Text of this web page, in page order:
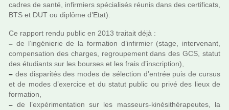
cadres de santé, infir­miers spé­cia­li­sés réunis dans des cer­ti­fi­cats,
BTS et DUT ou diplôme d’Etat).
Ce rap­port rendu public en 2013 trai­tait déjà :
– de l’ingé­nie­rie de la for­ma­tion d’infir­mier (stage, inter­ve­nant,
com­pen­sa­tion des char­ges, regrou­pe­ment dans des GCS, statut
des étudiants sur les bour­ses et les frais d’ins­crip­tion),
– des dis­pa­ri­tés des modes de sélec­tion d’entrée puis de cursus
et de modes d’exer­cice et du statut public ou privé des lieux de
for­ma­tion,
– de l’expé­ri­men­ta­tion sur les mas­seurs-kiné­si­thé­ra­peu­tes, la